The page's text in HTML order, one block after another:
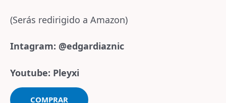
(Serás redirigido a Amazon)
Intagram: @edgardiaznic
Youtube: Pleyxi
COMPRAR